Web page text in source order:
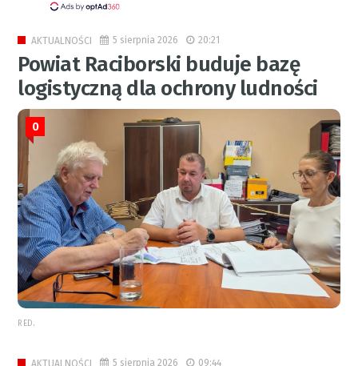
AKTUALNOŚCI 5 sierpnia 2026 20:21
Powiat Raciborski buduje bazę
logistyczną dla ochrony ludności
0
RED.
AKTUALNOŚCI 5 sierpnia 2026 09:44